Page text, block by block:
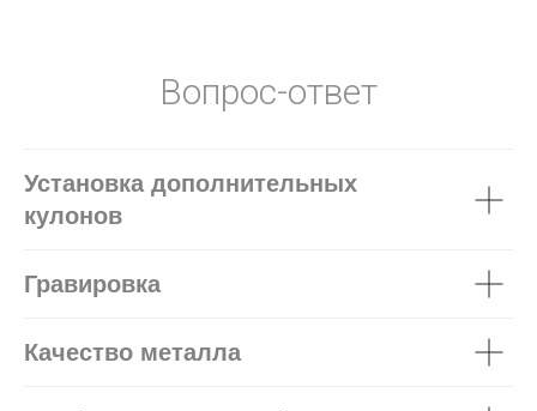
Вопрос-ответ
Установка дополнительных
кулонов
Гравировка
Качество металла